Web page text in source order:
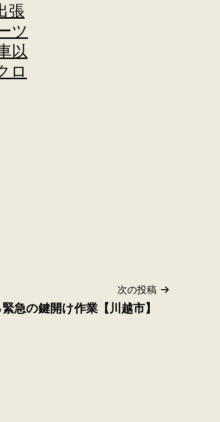
張
ツ
以
ロ
次の投稿
急の鍵開け作業【川越市】